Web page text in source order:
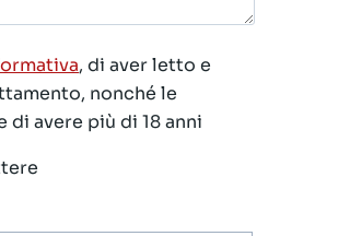
, di aver letto e
nonché le
avere più di 18 anni